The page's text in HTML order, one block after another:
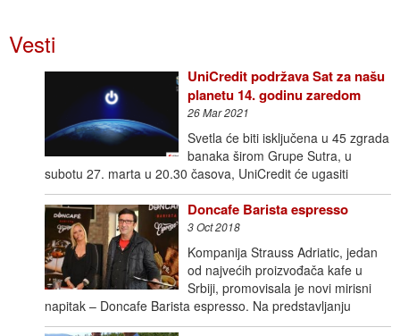
Vesti
UniCredit podržava Sat za našu
planetu 14. godinu zaredom
26 Mar 2021
Svetla će biti isključena u 45 zgrada
banaka širom Grupe Sutra, u
subotu 27. marta u 20.30 časova, UniCredit će ugasiti
Doncafe Barista espresso
3 Oct 2018
Kompanija Strauss Adriatic, jedan
od najvećih proizvođača kafe u
Srbiji, promovisala je novi mirisni
napitak – Doncafe Barista espresso. Na predstavljanju